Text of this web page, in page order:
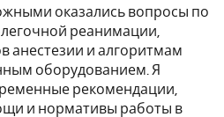
оказались вопросы по
реанимации,
анестезии и алгоритмам
оборудованием. Я
рекомендации,
и нормативы работы в